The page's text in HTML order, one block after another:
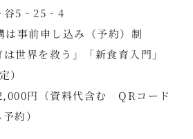
谷5‐25‐4
事前申し込み（予約）制
世界を救う」「新食育入門」
）
円（資料代含む QRコード
約）